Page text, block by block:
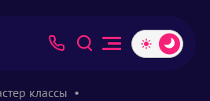
классы